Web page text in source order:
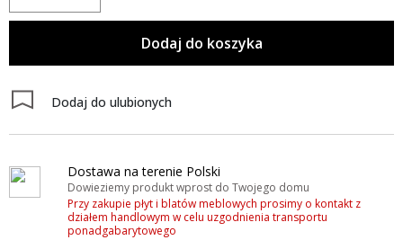
Dodaj do koszyka
Dodaj do ulubionych
Dostawa na terenie Polski
Dowieziemy produkt wprost do Twojego domu
Przy zakupie płyt i blatów meblowych prosimy o kontakt z
działem handlowym w celu uzgodnienia transportu
ponadgabarytowego